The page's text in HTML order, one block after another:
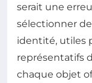
serait une
sélectionner
identité, utiles
représentatifs
chaque objet